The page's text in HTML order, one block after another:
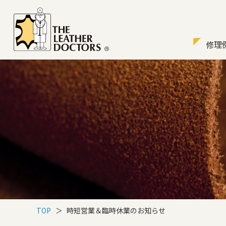
修理
TOP ＞ 時短営業＆臨時休業のお知らせ